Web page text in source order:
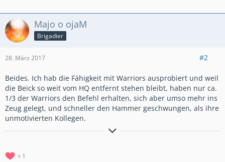
Majo o ojaM
Brigadier
28. März 2017 #2
Beides. Ich hab die Fähigkeit mit Warriors ausprobiert und weil
die Beick so weit vom HQ entfernt stehen bleibt, haben nur ca.
1/3 der Warriors den Befehl erhalten, sich aber umso mehr ins
Zeug gelegt, und schneller den Hammer geschwungen, als ihre
unmotivierten Kollegen.
1